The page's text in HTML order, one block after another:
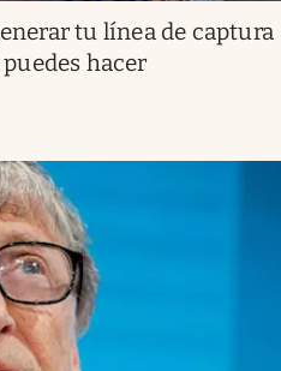
tu línea de captura
puedes hacer